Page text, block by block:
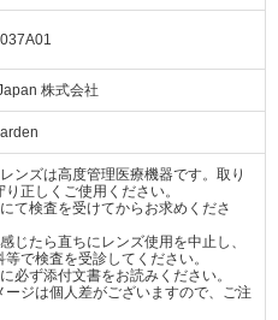
株式会社
ンズは高度管理医療機器です。取り
正しくご使用ください。
て検査を受けてからお求めくださ
じたら直ちにレンズ使用を中止し、
等で検査を受診してください。
必ず添付文書をお読みください。
ジは個人差がございますので、ご注